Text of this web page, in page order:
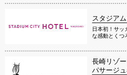
スタジア
日本初！サッ
な感動とくつ
長崎リゾ
パサージ